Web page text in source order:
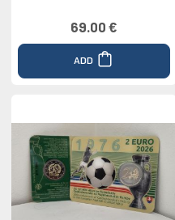
69.00 €
ADD